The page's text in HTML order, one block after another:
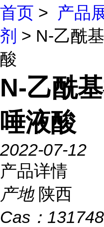
首页 > 产品
剂 > N-乙酰
酸
N-乙酰
唾液酸
2022-07-12
产品详情
产地 陕西
Cas：